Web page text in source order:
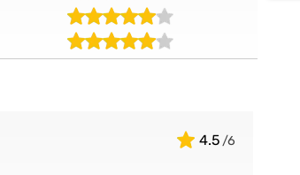
4.5